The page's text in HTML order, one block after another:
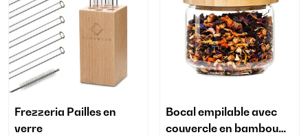
Frezzeria Pailles en
verre
Bocal empilable avec
couvercle en bambou